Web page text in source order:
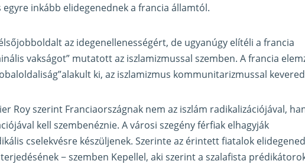
inkább elidegenednek a francia államtól.
az idegenellenességért, de ugyanúgy elítéli a francia
vakságot” mutatott az iszlamizmussal szemben. A francia
ki, az iszlamizmus kommunitarizmussal
Roy szerint Franciaországnak nem az iszlám radikalizációjával,
kell szembenéznie. A városi szegény férfiak elhagyják
cselekvésre készüljenek. Szerinte az érintett fiatalok
− szemben Kepellel, aki szerint a szalafista